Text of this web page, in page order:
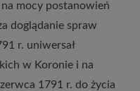
mocy postanowień
doglądanie spraw
r. uniwersał
w Koronie i na
1791 r. do życia